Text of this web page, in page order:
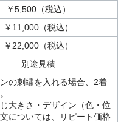
￥5,500（税込）
￥11,000（税込）
￥22,000（税込）
別途見積
の刺繍を入れる場合、2着
大きさ・デザイン（色・位
については、リピート価格